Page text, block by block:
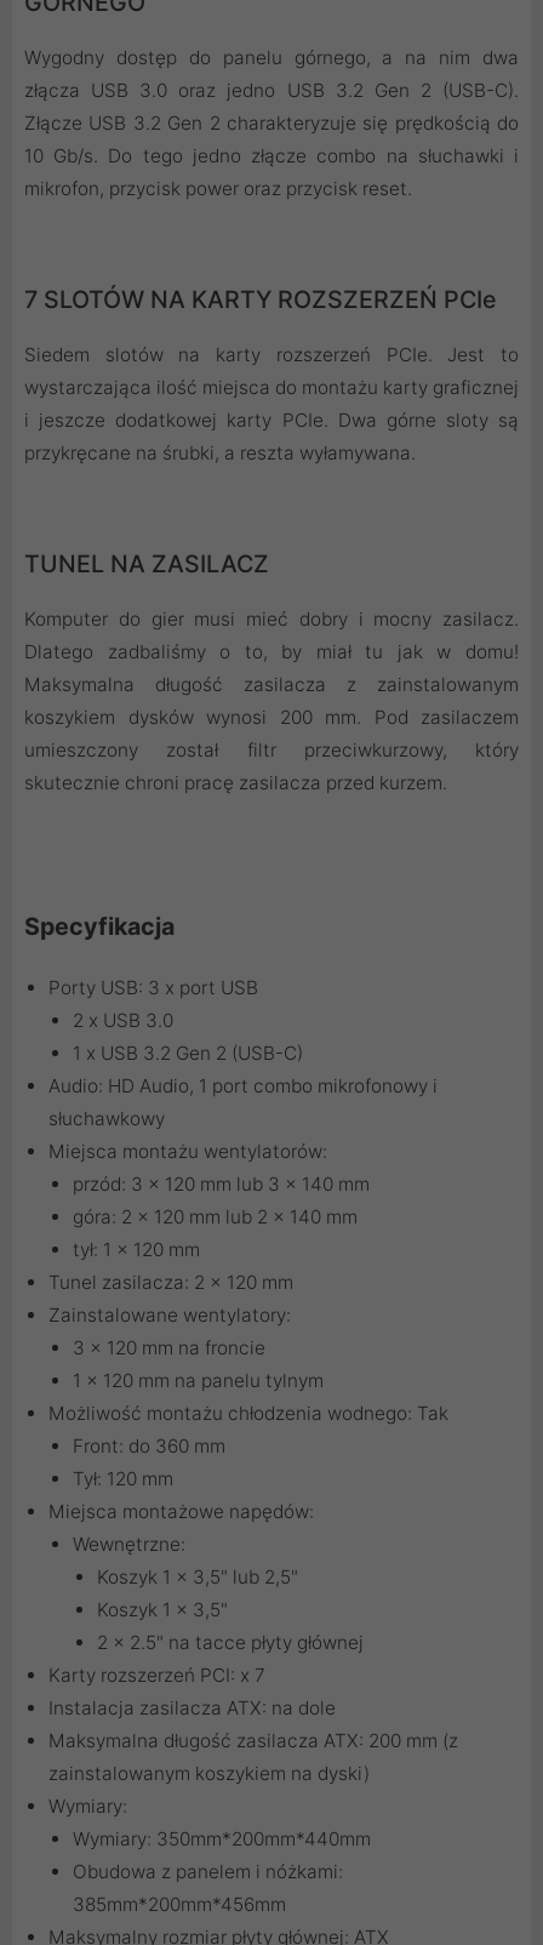
Wygodny dostęp do panelu górnego, a na nim dwa
złącza USB 3.0 oraz jedno USB 3.2 Gen 2 (USB-C).
Złącze USB 3.2 Gen 2 charakteryzuje się prędkością do
10 Gb/s. Do tego jedno złącze combo na słuchawki i
mikrofon, przycisk power oraz przycisk reset.
7 SLOTÓW NA KARTY ROZSZERZEŃ PCIe
Siedem slotów na karty rozszerzeń PCIe. Jest to
wystarczająca ilość miejsca do montażu karty graficznej
i jeszcze dodatkowej karty PCIe. Dwa górne sloty są
przykręcane na śrubki, a reszta wyłamywana.
TUNEL NA ZASILACZ
Komputer do gier musi mieć dobry i mocny zasilacz.
Dlatego zadbaliśmy o to, by miał tu jak w domu!
Maksymalna długość zasilacza z zainstalowanym
koszykiem dysków wynosi 200 mm. Pod zasilaczem
umieszczony został filtr przeciwkurzowy, który
skutecznie chroni pracę zasilacza przed kurzem.
Specyfikacja
Porty USB: 3 x port USB
2 x USB 3.0
1 x USB 3.2 Gen 2 (USB-C)
Audio: HD Audio, 1 port combo mikrofonowy i
słuchawkowy
Miejsca montażu wentylatorów:
przód: 3 x 120 mm lub 3 x 140 mm
góra: 2 x 120 mm lub 2 x 140 mm
tył: 1 x 120 mm
Tunel zasilacza: 2 x 120 mm
Zainstalowane wentylatory:
3 x 120 mm na froncie
1 x 120 mm na panelu tylnym
Możliwość montażu chłodzenia wodnego: Tak
Front: do 360 mm
Tył: 120 mm
Miejsca montażowe napędów:
Wewnętrzne:
Koszyk 1 x 3,5" lub 2,5"
Koszyk 1 x 3,5"
2 x 2.5" na tacce płyty głównej
Karty rozszerzeń PCI: x 7
Instalacja zasilacza ATX: na dole
Maksymalna długość zasilacza ATX: 200 mm (z
zainstalowanym koszykiem na dyski)
Wymiary:
Wymiary: 350mm*200mm*440mm
Obudowa z panelem i nóżkami:
385mm*200mm*456mm
Maksymalny rozmiar płyty głównej: ATX